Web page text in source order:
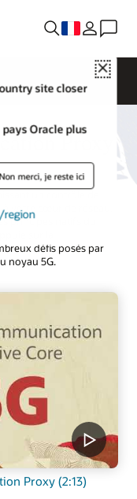
Close
site closer
Oracle plus
Non merci, je reste ici
region
Proxy
un contrôle de
votre cœur de réseau.
principes natifs du
sur la
défis posés par
noyau 5G.
Proxy (2:13)